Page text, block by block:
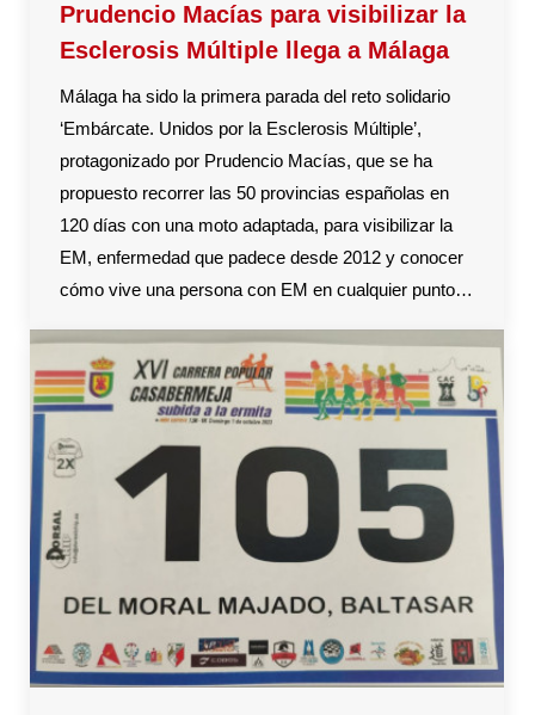
Prudencio Macías para visibilizar la
Esclerosis Múltiple llega a Málaga
Málaga ha sido la primera parada del reto solidario
‘Embárcate. Unidos por la Esclerosis Múltiple’,
protagonizado por Prudencio Macías, que se ha
propuesto recorrer las 50 provincias españolas en
120 días con una moto adaptada, para visibilizar la
EM, enfermedad que padece desde 2012 y conocer
cómo vive una persona con EM en cualquier punto…